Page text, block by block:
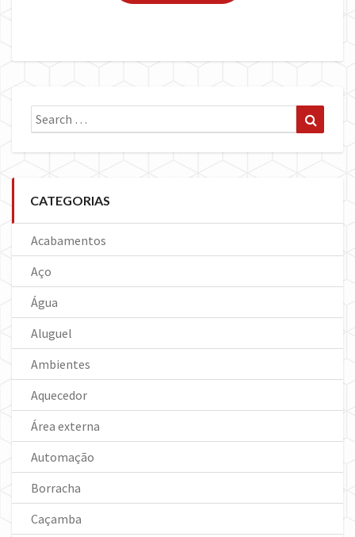
Search
for:
CATEGORIAS
Acabamentos
Aço
Água
Aluguel
Ambientes
Aquecedor
Área externa
Automação
Borracha
Caçamba